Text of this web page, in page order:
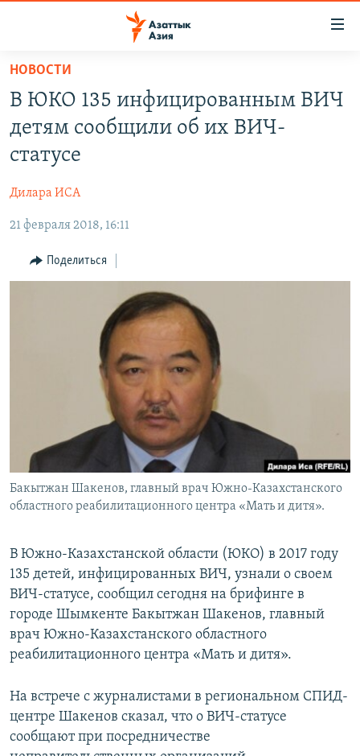
Вернуться
основному
содержанию
главной
навигации
Вернутся
поиску
ТАДЖИКИСТАН
ҚАЗАҚША
КЫРГЫЗЧА
ЎЗБЕКЧА
ПОДПИШИТЕСЬ НА НАС В СОЦСЕТЯХ
Все сайты РСЕ/РС
НОВОСТИ
В ЮКО 135 инфицированным ВИЧ
детям сообщили об их ВИЧ-
статусе
Дилара ИСА
21 февраля 2018, 16:11
Поделиться
Бакытжан Шакенов, главный врач Южно-Казахстанского
областного реабилитационного центра «Мать и дитя».
В Южно-Казахстанской области (ЮКО) в 2017 году
135 детей, инфицированных ВИЧ, узнали о своем
ВИЧ-статусе, сообщил сегодня на брифинге в
городе Шымкенте Бакытжан Шакенов, главный
врач Южно-Казахстанского областного
реабилитационного центра «Мать и дитя».
На встрече с журналистами в региональном СПИД-
центре Шакенов сказал, что о ВИЧ-статусе
сообщают при посредничестве